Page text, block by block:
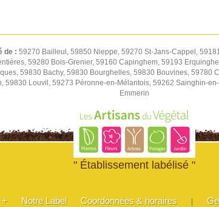
de : 59270 Bailleul, 59850 Nieppe, 59270 St-Jans-Cappel,
59280 Bois-Grenier, 59160 Capinghem, 59193
59830 Bachy, 59830 Bourghelles, 59830 Bouvines, 59780
59830 Louvil, 59273 Péronne-en-Mélantois, 59262 Sainghin-
Emmerin
" Établissement labélisé "
+ Notre Label Coordonnées & horaires